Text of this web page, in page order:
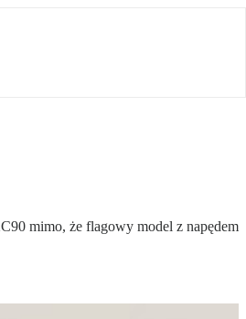
mimo, że flagowy model z napędem